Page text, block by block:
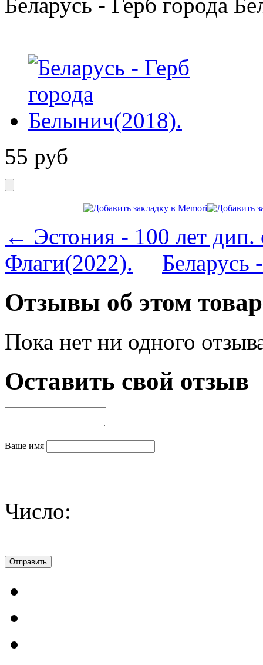
55 руб
← Эстония - 100 лет
Флаги(2022).
Отзывы об этом
Пока нет ни одного
Оставить свой отзыв
Ваше имя
Число: